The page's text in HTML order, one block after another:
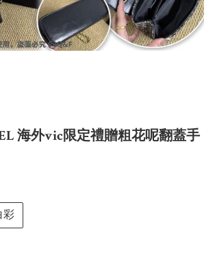
海外vic限定禮贈粗花呢翻蓋手
彩